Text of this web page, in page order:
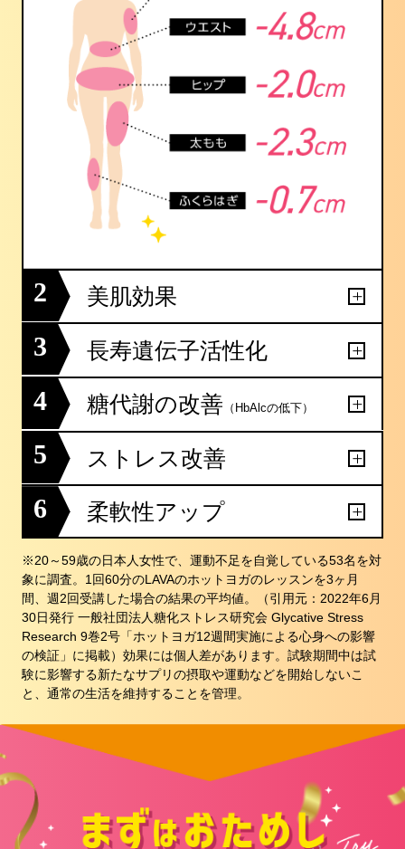
2 美肌効果
3 長寿遺伝子活性化
4 糖代謝の改善 （HbAlcの低下）
5 ストレス改善
6 柔軟性アップ
※20～59歳の日本人女性で、運動不足を自覚している53名を対
象に調査。1回60分のLAVAのホットヨガのレッスンを3ヶ月
間、週2回受講した場合の結果の平均値。（引用元：2022年6月
30日発行 一般社団法人糖化ストレス研究会 Glycative Stress
Research 9巻2号「ホットヨガ12週間実施による心身への影響
の検証」に掲載）効果には個人差があります。試験期間中は試
験に影響する新たなサプリの摂取や運動などを開始しないこ
と、通常の生活を維持することを管理。